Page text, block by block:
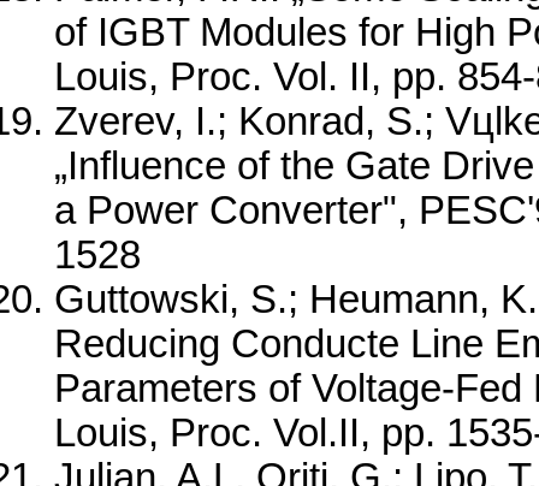
of IGBT Modules for High
Louis, Proc. Vol. II, pp.
Zverev, I.; Konrad, S.;
„Influence of the Gate
a Power Converter",
1528
Guttowski, S.; Heumann,
Reducing Conducte Line
Parameters of Voltage-
Louis, Proc. Vol.II, pp.